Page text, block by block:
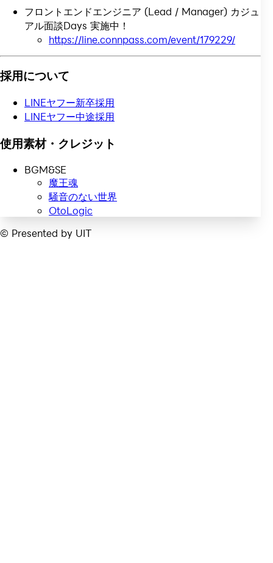
フロントエンドエンジニア (Lead / Manager) カジュ
アル面談Days 実施中！
https://line.connpass.com/event/179229/
採用について
LINEヤフー新卒採用
LINEヤフー中途採用
使用素材・クレジット
BGM&SE
魔王魂
騒音のない世界
OtoLogic
© Presented by UIT